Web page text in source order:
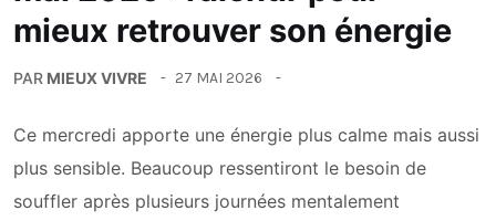
mieux retrouver son énergie
PAR MIEUX VIVRE 27 MAI 2026
Ce mercredi apporte une énergie plus calme mais aussi
plus sensible. Beaucoup ressentiront le besoin de
souffler après plusieurs journées mentalement